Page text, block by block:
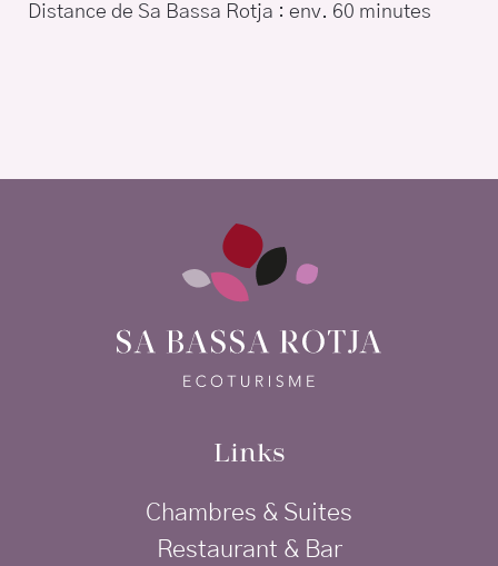
Distance de Sa Bassa Rotja : env. 60 minutes
Links
Chambres & Suites
Restaurant & Bar